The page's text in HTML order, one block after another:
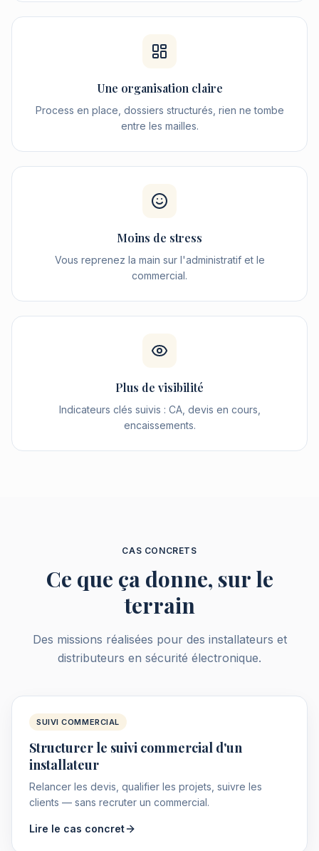
Une organisation claire
Process en place, dossiers structurés, rien ne tombe
entre les mailles.
Moins de stress
Vous reprenez la main sur l'administratif et le
commercial.
Plus de visibilité
Indicateurs clés suivis : CA, devis en cours,
encaissements.
CAS CONCRETS
Ce que ça donne, sur le
terrain
Des missions réalisées pour des installateurs et
distributeurs en sécurité électronique.
SUIVI COMMERCIAL
Structurer le suivi commercial d'un
installateur
Relancer les devis, qualifier les projets, suivre les
clients — sans recruter un commercial.
Lire le cas concret